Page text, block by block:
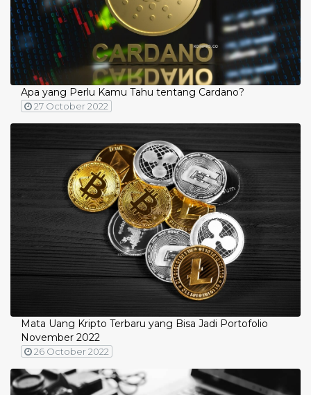
Apa yang Perlu Kamu Tahu tentang Cardano?
27 October 2022
Mata Uang Kripto Terbaru yang Bisa Jadi Portofolio
November 2022
26 October 2022